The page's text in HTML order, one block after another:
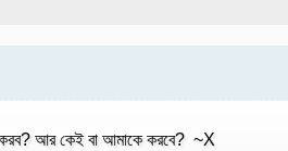
করব? আর কেই বা আমাকে করবে? ~X